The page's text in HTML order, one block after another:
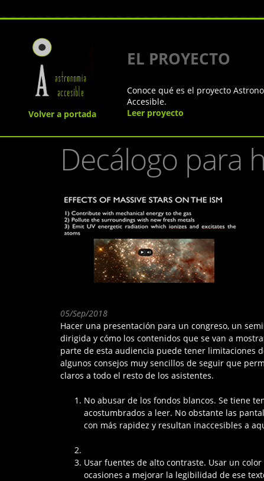
Volver a portada
EL PROYECTO
Conoce qué es el proyecto
Accesible.
Leer proyecto
Decálogo para
05/Sep/2018
Hacer una presentación para un congreso, un
dirigida y cómo los contenidos que se van a
parte de esta audiencia puede tener limitaciones
algunos consejos muy sencillos de seguir que
claros a todo el resto de los asistentes.
No abusar de los fondos blancos. Se tiene
acostumbrados a leer. No obstante las
con más rapidez y resultan inaccesibles a
Usar fuentes de alto contraste. Usar un
ocasiones a mejorar la legibilidad de ese